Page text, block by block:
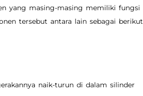
yang masing-masing memiliki fungsi
tersebut antara lain sebagai berikut
naik-turun di dalam silinder